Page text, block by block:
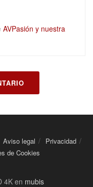
AVPasión y nuestra
Aviso legal
Privacidad
de Cookies
4K en mubis